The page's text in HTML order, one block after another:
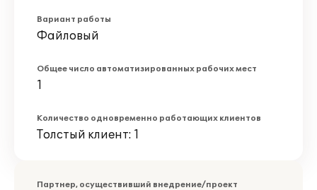
Вариант работы
Файловый
Общее число автоматизированных рабочих мест
1
Количество одновременно работающих клиентов
Толстый клиент: 1
Партнер, осуществивший внедрение/проект